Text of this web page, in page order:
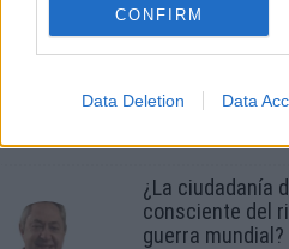
CONFIRM
Data Deletion Data
OPINIONES
¿La ciudadanía
consciente del
guerra mundial?